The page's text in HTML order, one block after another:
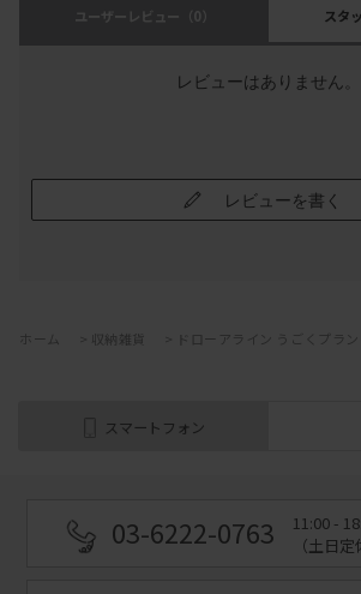
ユーザーレビュー （0） スタ
レビューはありません。
レビューを書く
ホーム 収納雑貨 ドローアライン うごくプラ
スマートフォン
03-6222-0763
11:00 -
（土日定